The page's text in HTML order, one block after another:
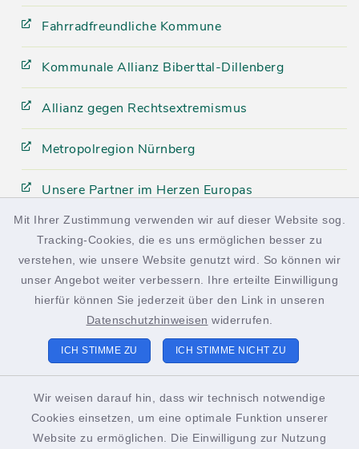
Mit Ihrer Zustimmung verwenden wir auf dieser Website sog.
Tracking-Cookies, die es uns ermöglichen besser zu
verstehen, wie unsere Website genutzt wird. So können wir
unser Angebot weiter verbessern. Ihre erteilte Einwilligung
hierfür können Sie jederzeit über den Link in unseren
Datenschutzhinweisen widerrufen.
ICH STIMME ZU ICH STIMME NICHT ZU
Wir weisen darauf hin, dass wir technisch notwendige
Cookies einsetzen, um eine optimale Funktion unserer
Website zu ermöglichen. Die Einwilligung zur Nutzung
Fahrradfreundliche Kommune
Kommunale Allianz Biberttal-Dillenberg
Allianz gegen Rechtsextremismus
Metropolregion Nürnberg
Unsere Partner im Herzen Europas
facebook
instagram
Kontakt
Datenschutz